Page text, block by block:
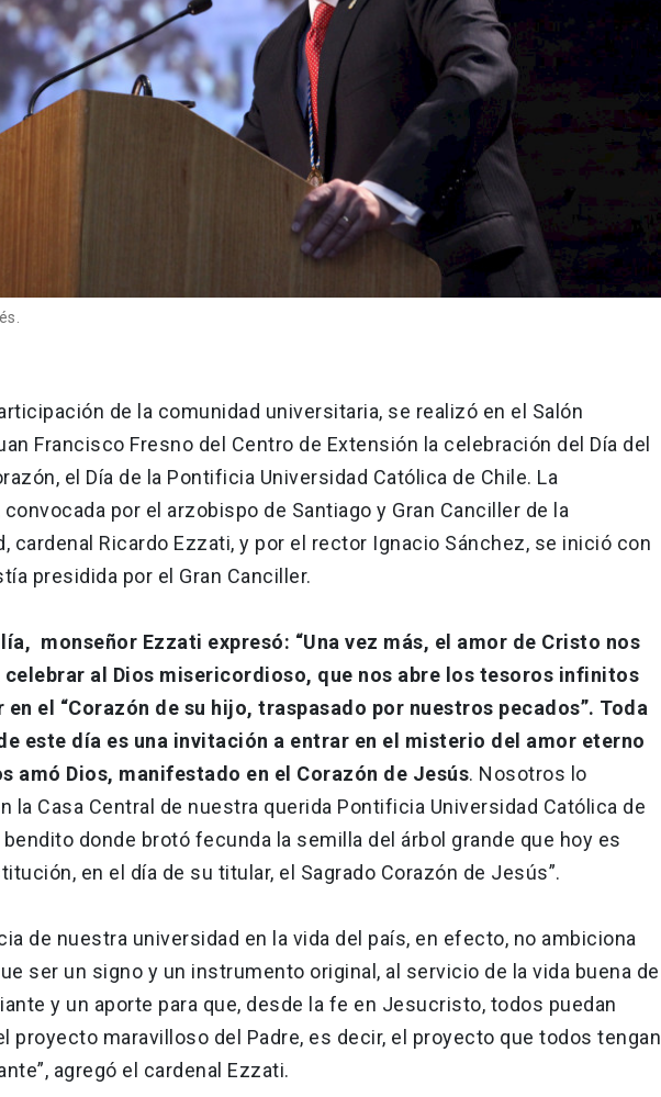
de la comunidad universitaria, se realizó en el Salón
Francisco Fresno del Centro de Extensión la celebración del Día del
el Día de la Pontificia Universidad Católica de Chile. La
por el arzobispo de Santiago y Gran Canciller de la
cardenal Ricardo Ezzati, y por el rector Ignacio Sánchez, se inició con
presidida por el Gran Canciller.
monseñor Ezzati expresó: “Una vez más, el amor de Cristo nos
celebrar al Dios misericordioso, que nos abre los tesoros infinitos
en el “Corazón de su hijo, traspasado por nuestros pecados”. Toda
este día es una invitación a entrar en el misterio del amor eterno
amó Dios, manifestado en el Corazón de Jesús. Nosotros lo
la Casa Central de nuestra querida Pontificia Universidad Católica de
bendito donde brotó fecunda la semilla del árbol grande que hoy es
en el día de su titular, el Sagrado Corazón de Jesús”.
de nuestra universidad en la vida del país, en efecto, no ambiciona
ser un signo y un instrumento original, al servicio de la vida buena de
y un aporte para que, desde la fe en Jesucristo, todos puedan
proyecto maravilloso del Padre, es decir, el proyecto que todos tengan
agregó el cardenal Ezzati.